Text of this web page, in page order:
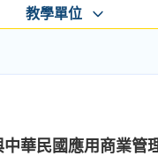
教學單位
華民國應用商業管